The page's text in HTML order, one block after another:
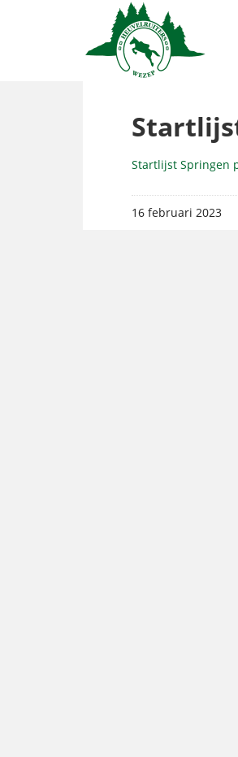
Startlijst Springen
16 februari 2023